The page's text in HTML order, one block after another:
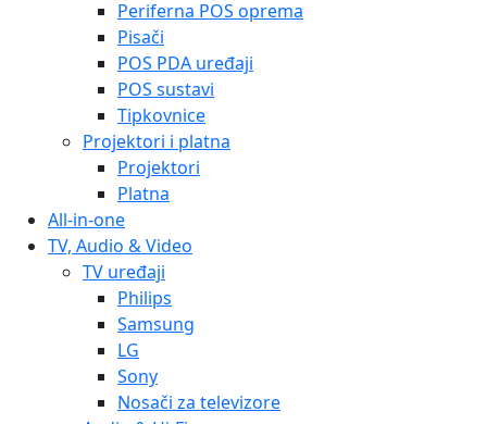
Periferna POS oprema
Pisači
POS PDA uređaji
POS sustavi
Tipkovnice
Projektori i platna
Projektori
Platna
All-in-one
TV, Audio & Video
TV uređaji
Philips
Samsung
LG
Sony
Nosači za televizore